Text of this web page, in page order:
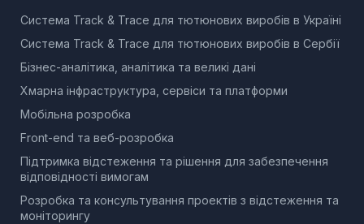
Система Track & Trace для тютюнових виробів в Україні
Система Track & Trace для тютюнових виробів в Сербії
Бізнес-аналітика, аналітика та великі дані
Хмарна інфраструктура, сервіси та платформи
Мобільна розробка
Front-end та веб-розробка
Підтримка відстеження та рішення для забезпечення
відповідності вимогам
Розробка та консультування проектів з відстеження та
моніторингу